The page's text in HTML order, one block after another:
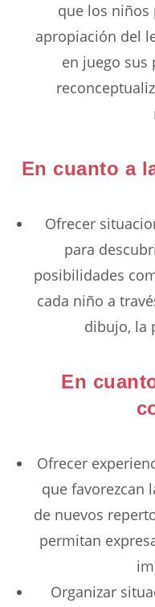
que los niños
apropiación del
en juego sus
En cuanto a
Ofrecer
para
posibilidades
cada niño a
dibujo, la
En
Ofrecer
que favorezcan
de nuevos
permitan
Organizar